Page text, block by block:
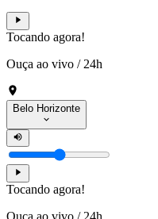
Tocando agora!
Ouça ao vivo / 24h
Belo Horizonte
Tocando agora!
Ouça ao vivo / 24h